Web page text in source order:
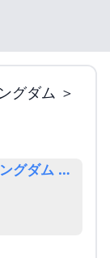
グダム ＞
グダム ＞ 訪れ